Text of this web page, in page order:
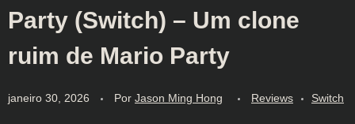
Party (Switch) – Um clone
ruim de Mario Party
janeiro 30, 2026 Por Jason Ming Hong Reviews Switch